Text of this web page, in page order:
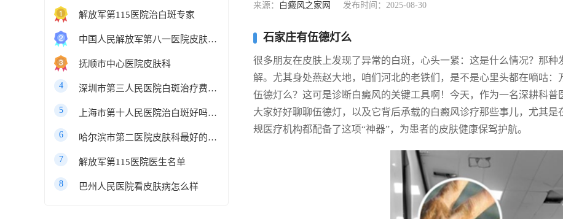
解放军第115医院治白斑专家
中国人民解放军第八一医院皮肤科最好的医生
抚顺市中心医院皮肤科
4 深圳市第三人民医院白斑治疗费用多少
5 上海市第十人民医院治白斑好吗知乎
6 哈尔滨市第二医院皮肤科最好的医生
7 解放军第115医院医生名单
8 巴州人民医院看皮肤病怎么样
来源： 白癜风之家网 发布时间：2025-08-30
石家庄有伍德灯么
很多朋友在皮肤上发现了异常的白斑，心头一紧：这是什么情况？那
解。尤其身处燕赵大地，咱们河北的老铁们，是不是心里头都在嘀咕
伍德灯么？这可是诊断白癜风的关键工具啊！今天，作为一名深耕科
大家好好聊聊伍德灯，以及它背后承载的白癜风诊疗那些事儿，尤其
规医疗机构都配备了这项“神器”，为患者的皮肤健康保驾护航。